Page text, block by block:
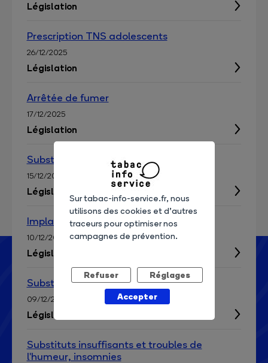
Législation
Prescription TNS adolescents
26/12/2025
Législation
Arrêtée de fumer
17/12/2025
Législation
Substituts nicotine
15/12/2025
Législation
Implantation local fumeur exterieur
10/12/2025
Législation
Substitut nicotiniques
09/12/2025
Législation
Substituts insuffisants et troubles de
l'humeur, insomnies
Sur tabac-info-service.fr, nous
utilisons des cookies et d’autres
traceurs pour optimiser nos
campagnes de prévention.
Refuser
Réglages
Accepter